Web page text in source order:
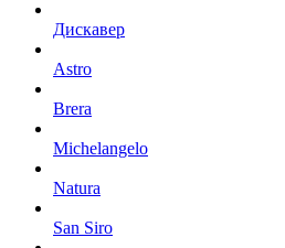
Дискавер
Astro
Brera
Michelangelo
Natura
San Siro